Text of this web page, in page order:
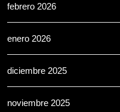
febrero 2026
enero 2026
diciembre 2025
noviembre 2025